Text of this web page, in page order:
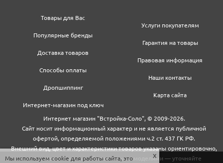
Товары для Вас
Популярные бренды
Доставка товаров
Способы оплаты
Дропшиппинг
Интернет-магазин под ключ
Услуги покупателям
Гарантия на товары
Правовая информация
Наши контакты
Карта сайта
Интернет магазин "Встройка-Соло", © 2009-2026.
Сайт носит информационный характер и не является публичной
офертой, определяемой положениями ч.2 ст. 437 ГК РФ.
Внешний вид, цвет и характеристики товаров указаны ориентировочно,
могут не совпадать с обновленными моделями — уточняйте
Мы используем cookie для работы сайта, это